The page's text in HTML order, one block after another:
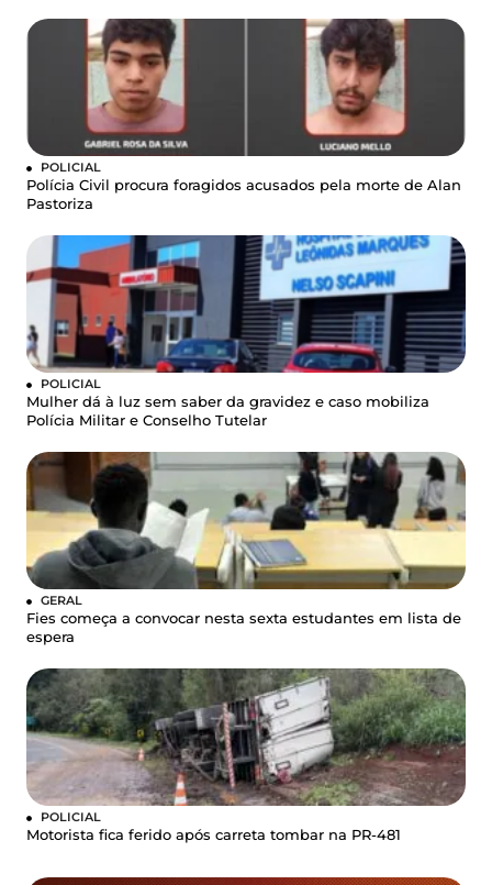
POLICIAL
Polícia Civil procura foragidos acusados pela morte de Alan
Pastoriza
POLICIAL
Mulher dá à luz sem saber da gravidez e caso mobiliza
Polícia Militar e Conselho Tutelar
GERAL
Fies começa a convocar nesta sexta estudantes em lista de
espera
POLICIAL
Motorista fica ferido após carreta tombar na PR-481